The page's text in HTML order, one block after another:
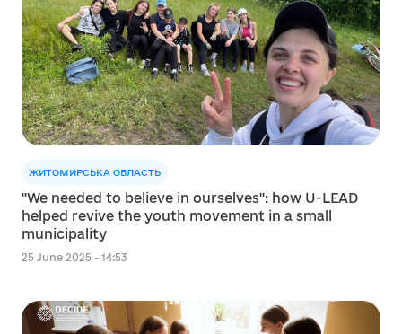
ЖИТОМИРСЬКА ОБЛАСТЬ
"We needed to believe in ourselves": how U-LEAD
helped revive the youth movement in a small
municipality
25 June 2025 - 14:53